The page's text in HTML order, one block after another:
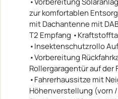
zur komfortablen
mit Dachantenne mit
T2 Empfang
•Insektenschutzrollo
•Vorbereitung
Rollergaragentür auf der
•Fahrerhaussitze mit
Höhenverstellung (vorn